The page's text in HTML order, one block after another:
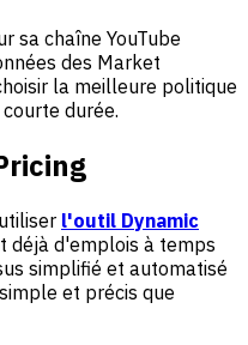
sa chaîne YouTube
des Market
la meilleure politique
durée.
l'outil Dynamic
déjà d'emplois à temps
simplifié et automatisé
et précis que